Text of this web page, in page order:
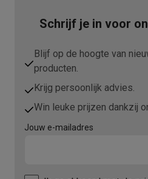
Schrijf je in voor
Blijf op de hoogte van
producten.
Krijg persoonlijk advies.
Win leuke prijzen dankzij
Jouw e-mailadres